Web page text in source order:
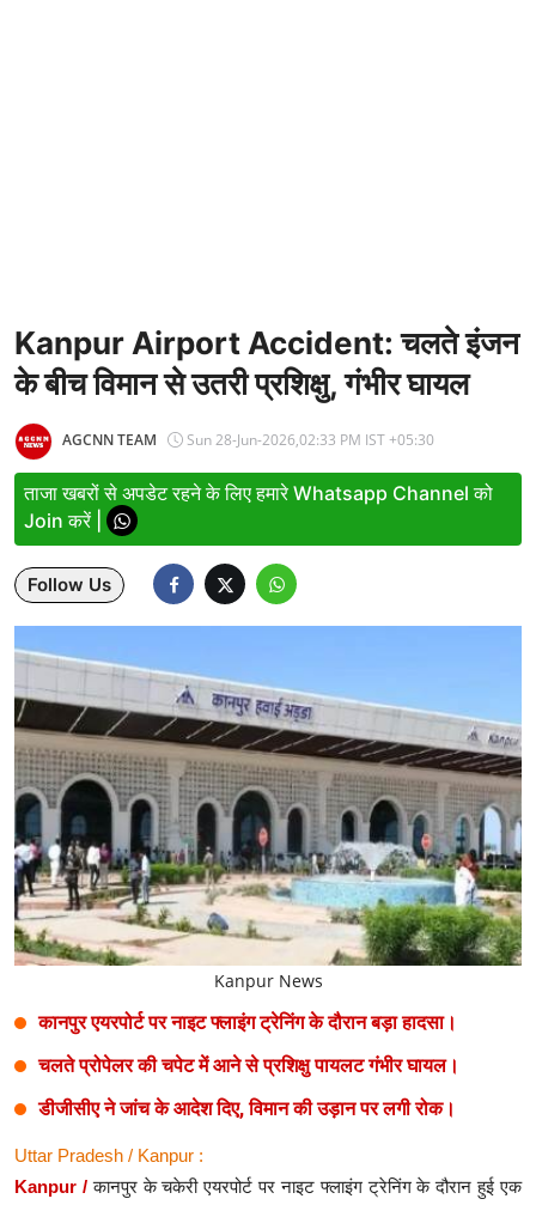
Relationship
Education
Defence & Security
Environment
Lifestyle
Health
Development
Career
Literature
Tour & Travel
History Speaks
About Us
Kanpur Airport Accident: चलते इंजन
के बीच विमान से उतरी प्रशिक्षु, गंभीर घायल
AGCNN TEAM Sun 28-Jun-2026,02:33 PM IST +05:30
ताजा खबरों से अपडेट रहने के लिए हमारे Whatsapp Channel को
Join करें |
Follow Us
Kanpur News
कानपुर एयरपोर्ट पर नाइट फ्लाइंग ट्रेनिंग के दौरान बड़ा हादसा।
चलते प्रोपेलर की चपेट में आने से प्रशिक्षु पायलट गंभीर घायल।
डीजीसीए ने जांच के आदेश दिए, विमान की उड़ान पर लगी रोक।
Uttar Pradesh / Kanpur :
Kanpur /कानपुर के चकेरी एयरपोर्ट पर नाइट फ्लाइंग ट्रेनिंग के दौरान हुई एक